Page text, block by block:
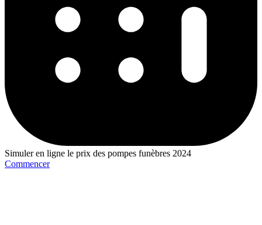
Simuler en ligne le prix des pompes funèbres 2024
Commencer